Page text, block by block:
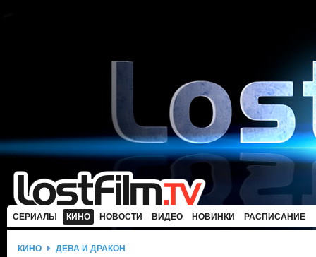
СЕРИАЛЫ КИНО НОВОСТИ ВИДЕО НОВИНКИ РАСПИСАНИЕ
КИНО ДЕВА И ДРАКОН